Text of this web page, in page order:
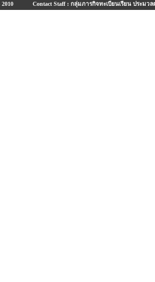
Contact Staff : กลุ่มภารกิจทะเบียนเรียน ประมวล